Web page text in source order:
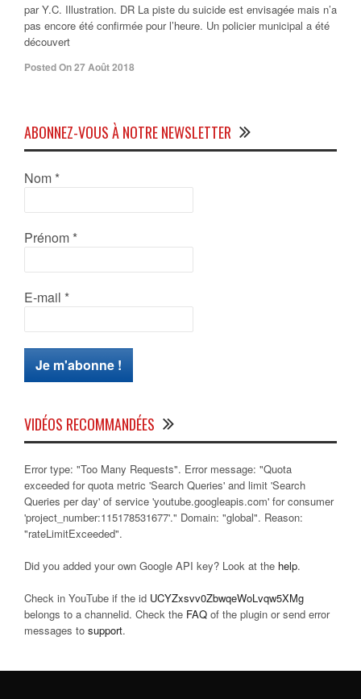
par Y.C. Illustration. DR La piste du suicide est envisagée mais n’a
pas encore été confirmée pour l’heure. Un policier municipal a été
découvert
Posted On 27 Août 2018
ABONNEZ-VOUS À NOTRE NEWSLETTER
Nom *
Prénom *
E-mail *
VIDÉOS RECOMMANDÉES
Error type: "Too Many Requests". Error message: "Quota
exceeded for quota metric 'Search Queries' and limit 'Search
Queries per day' of service 'youtube.googleapis.com' for consumer
'project_number:115178531677'." Domain: "global". Reason:
"rateLimitExceeded".
Did you added your own Google API key? Look at the help.
Check in YouTube if the id UCYZxsvv0ZbwqeWoLvqw5XMg
belongs to a channelid. Check the FAQ of the plugin or send error
messages to support.